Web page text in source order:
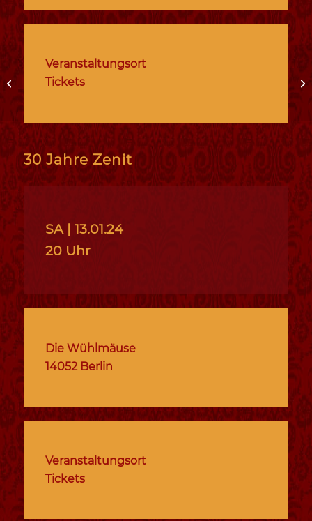
Veranstaltungsort
Tickets
30 Jahre Zenit
SA | 13.01.24
20 Uhr
Die Wühlmäuse
14052 Berlin
Veranstaltungsort
Tickets
Termine | 01. Januar 23